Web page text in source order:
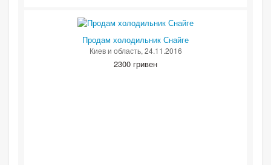
Продам холодильник Снайге
Киев и область, 24.11.2016
2300 гривен